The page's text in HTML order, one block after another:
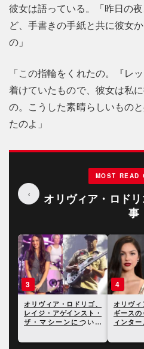
彼女は語っている。「昨日の
ど、手書きの手紙と共に彼女
の」
「この指輪をくれたの。『レ
着けていたもので、彼女は私
の。こうした素晴らしいもの
たのよ」
‹
MOST READ
オリヴィア・ロド
事
3
オリヴィア・ロドリゴ、
レイジ・アゲインスト・
ザ・マシーンについて
4
オリヴィ
ギースの
ィンター